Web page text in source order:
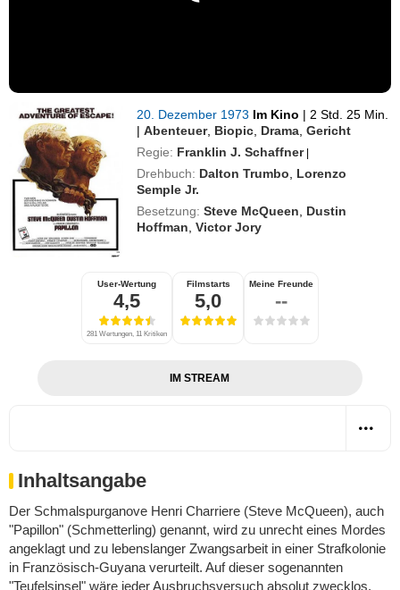
20. Dezember 1973 Im Kino | 2 Std. 25 Min.
| Abenteuer, Biopic Drama ,Gericht
Regie: Franklin J. Schaffner |
Drehbuch: Dalton Trumbo
Lorenzo
Semple Jr.
Besetzung: Steve McQueen
Dustin
Hoffman ,Victor Jory
User-Wertung
4,5
281 Wertungen, 11 Kritiken
Filmstarts
5,0
Meine Freunde
--
IM STREAM
Inhaltsangabe
Der Schmalspurganove Henri Charriere (Steve McQueen), auch
"Papillon" (Schmetterling) genannt, wird zu unrecht eines Mordes
angeklagt und zu lebenslanger Zwangsarbeit in einer Strafkolonie
in Französisch-Guyana verurteilt. Auf dieser sogenannten
"Teufelsinsel" wäre jeder Ausbruchsversuch absolut zwecklos.